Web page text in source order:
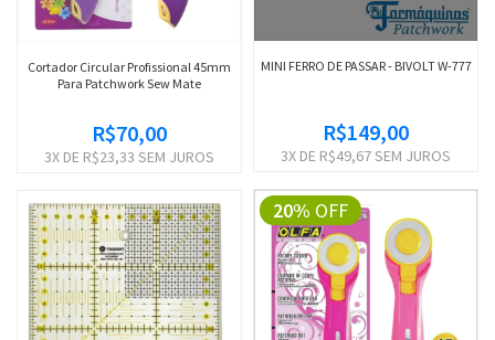
Cortador Circular Profissional 45mm
Para Patchwork Sew Mate
R$70,00
3X DE R$23,33 SEM JUROS
MINI FERRO DE PASSAR - BIVOLT W-777
R$149,00
3X DE R$49,67SEM JUROS
20% OFF